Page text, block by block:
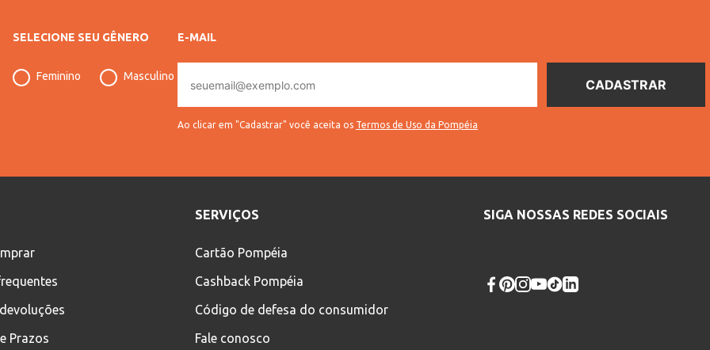
SELECIONE SEU GÊNERO
Feminino Masculino
E-MAIL
mail
Ao clicar em "Cadastrar" você aceita os Termos de Uso da Pompéia
Prazos
SERVIÇOS
Cartão Pompéia
Cashback Pompéia
Código de defesa do consumidor
Fale conosco
SIGA NOSSAS REDES SOCIAIS